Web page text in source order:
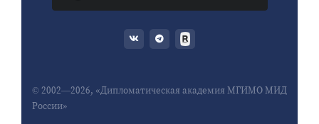
© 2002—2026, «Дипломатическая академия МГИМО МИД
России»